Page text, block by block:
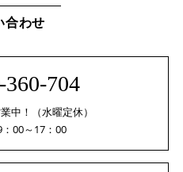
合わせ
360-704
中！（水曜定休）
00～17：00